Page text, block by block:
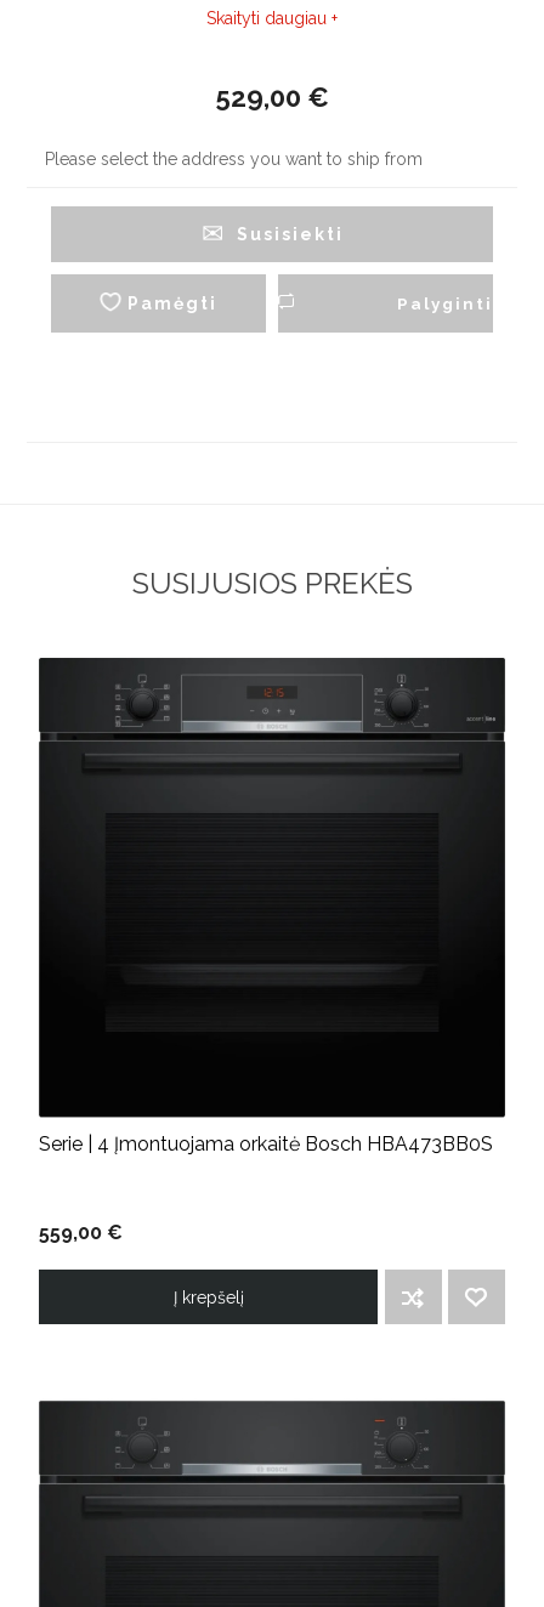
grilis, Hotair gentle, „3D Hot air plus“ karšto oro funkcija,
Skaityti daugiau +
529,00 €
Please select the address you want to ship from
Pamėgti
Susisiekti
Palyginti
SUSIJUSIOS PREKĖS
Serie | 4 Įmontuojama orkaitė Bosch HBA473BB0S
559,00 €
Į krepšelį